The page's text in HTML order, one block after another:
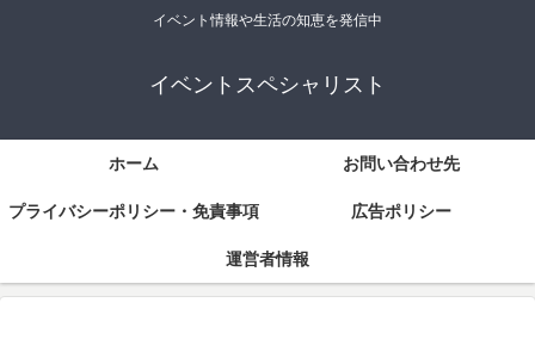
イベント情報や生活の知恵を発信中
イベントスペシャリスト
ホーム お問い合わせ先
プライバシーポリシー・免責事項 広告ポリシー
運営者情報